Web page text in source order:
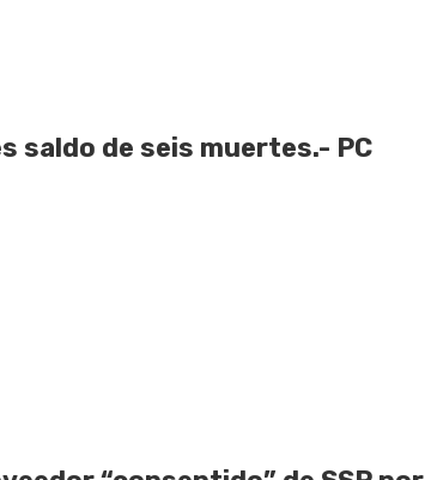
saldo de seis muertes.- PC